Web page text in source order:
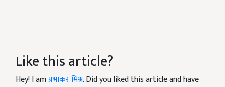
Like this article?
Hey! I amप्रभाकर मिश्र. Did you liked this article and have